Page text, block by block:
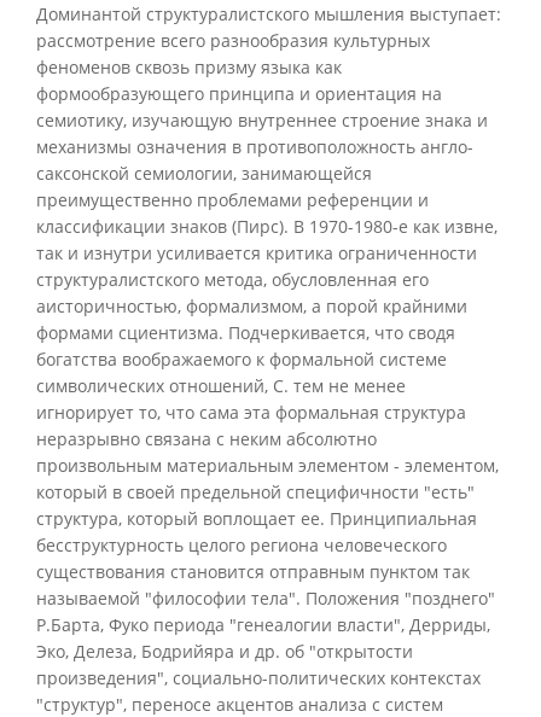
Доминантой структуралистского мышления выступает:
рассмотрение всего разнообразия культурных
феноменов сквозь призму языка как
формообразующего принципа и ориентация на
семиотику, изучающую внутреннее строение знака и
механизмы означения в противоположность англо-
саксонской семиологии, занимающейся
преимущественно проблемами референции и
классификации знаков (Пирс). В 1970-1980-е как извне,
так и изнутри усиливается критика ограниченности
структуралистского метода, обусловленная его
аисторичностью, формализмом, а порой крайними
формами сциентизма. Подчеркивается, что сводя
богатства воображаемого к формальной системе
символических отношений, С. тем не менее
игнорирует то, что сама эта формальная структура
неразрывно связана с неким абсолютно
произвольным материальным элементом - элементом,
который в своей предельной специфичности "есть"
структура, который воплощает ее. Принципиальная
бесструктурность целого региона человеческого
существования становится отправным пунктом так
называемой "философии тела". Положения "позднего"
Р.Барта, Фуко периода "генеалогии власти", Дерриды,
Эко, Делеза, Бодрийяра и др. об "открытости
произведения", социально-политических контекстах
"структур", переносе акцентов анализа с систем